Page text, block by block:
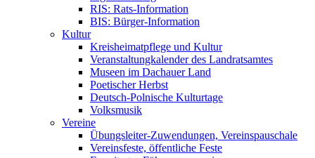
RIS: Rats-Information
BIS: Bürger-Information
Kultur
Kreisheimatpflege und Kultur
Veranstaltungkalender des Landratsamtes
Museen im Dachauer Land
Poetischer Herbst
Deutsch-Polnische Kulturtage
Volksmusik
Vereine
Übungsleiter-Zuwendungen, Vereinspauschale
Vereinsfeste, öffentliche Feste